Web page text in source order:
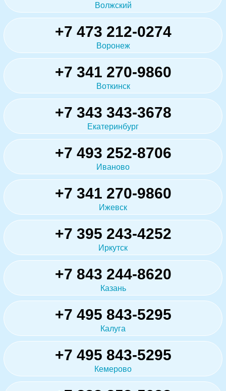
Волжский
+7 473 212-0274
Воронеж
+7 341 270-9860
Воткинск
+7 343 343-3678
Екатеринбург
+7 493 252-8706
Иваново
+7 341 270-9860
Ижевск
+7 395 243-4252
Иркутск
+7 843 244-8620
Казань
+7 495 843-5295
Калуга
+7 495 843-5295
Кемерово